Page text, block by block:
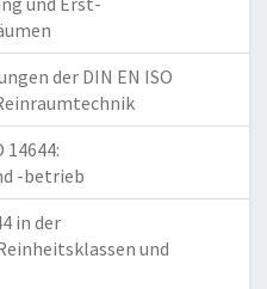
der DIN EN ISO
14644:
-betrieb
in der
und